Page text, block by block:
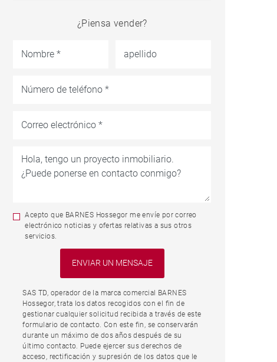
¿Piensa vender?
Acepto que BARNES Hossegor me envíe por correo
electrónico noticias y ofertas relativas a sus otros
servicios.
SAS TD, operador de la marca comercial BARNES
Hossegor, trata los datos recogidos con el fin de
gestionar cualquier solicitud recibida a través de este
formulario de contacto. Con este fin, se conservarán
durante un máximo de dos años después de su
último contacto. Puede ejercer sus derechos de
acceso, rectificación y supresión de los datos que le